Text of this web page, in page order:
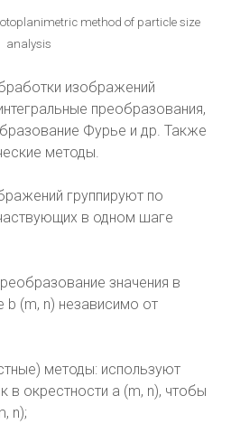
method of particle size
analysis
изображений
преобразования,
Фурье и др. Также
методы.
группируют по
в одном шаге
значения в
b (m, n) независимо от
методы: используют
в окрестности a (m, n), чтобы
n);